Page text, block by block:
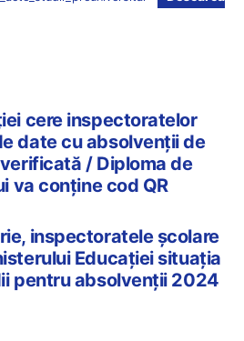
cere inspectoratelor
date cu absolvenții de
/ Diploma de
va conține cod QR
inspectoratele școlare
Educației situația
pentru absolvenții 2024